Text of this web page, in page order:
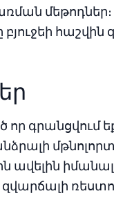
մեթոդներ։
հաշվին
գրանցվում
ավելին
զվարճալի